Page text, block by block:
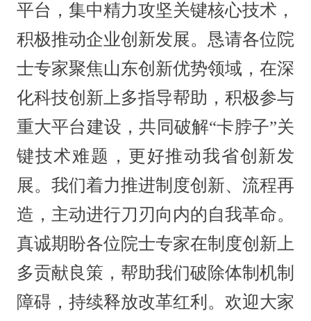
平台，集中精力攻坚关键核心技术，
积极推动企业创新发展。恳请各位院
士专家聚焦山东创新优势领域，在深
化科技创新上多指导帮助，积极参与
重大平台建设，共同破解“卡脖子”关
键技术难题，更好推动我省创新发
展。我们着力推进制度创新、流程再
造，主动进行刀刃向内的自我革命。
真诚期盼各位院士专家在制度创新上
多贡献良策，帮助我们破除体制机制
障碍，持续释放改革红利。欢迎大家